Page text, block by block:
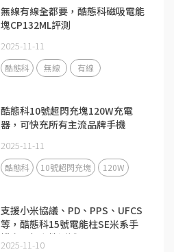
無線有線全都要，酷態科磁吸電能
塊CP132ML評測
2025-11-11
酷態科 無線 有線
酷態科10號超閃充塊120W充電
器，可快充所有主流品牌手機
2025-11-11
酷態科 10號超閃充塊 120W
支援小米協議、PD、PPS、UFCS
等，酷態科15號電能柱SE米系手
機充電相容性測試
2025-11-10